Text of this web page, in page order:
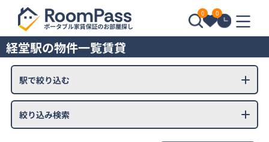
0 0
経堂駅の物件一覧賃貸
駅で絞り込む
絞り込み検索